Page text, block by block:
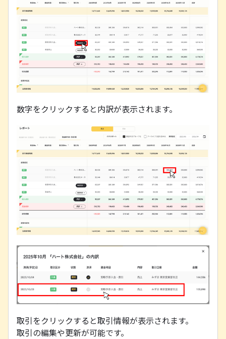
数字をクリックすると内訳が表示されます。
取引をクリックすると取引情報が表示されます。
取引の編集や更新が可能です。